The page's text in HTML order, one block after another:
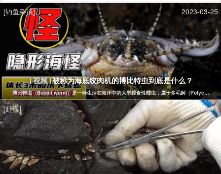
[钓鱼杂谈]
2023-03-25
[视频]被称为海底绞肉机的博比特虫到底是什么？
博比特虫（Bobbit worm）是一种生活在海洋中的大型掠食性蠕虫，属于多毛纲（Polychaeta
[赶海] 2020-04-13